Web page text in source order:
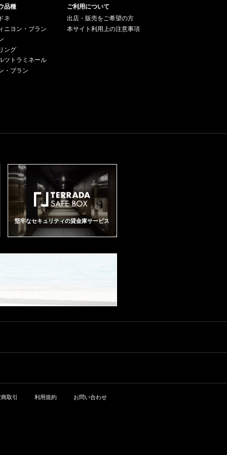
し、局地的な激しい雨に見舞わ
れています。 2014年の夏は変わ
りやすい天候が特徴的でした。7
月は平年に比べて若干暑く、好
味ではありましたが日照量は少
進み、果実味豊かで完璧といえ
るブドウ果実の成熟を得ること
ができました。収穫作業は、最
適レベルまでブドウの熟度が進
むのを待って、絶好のコンディ
ションのもとで行ないました。
CHATEAU MOUTON ROTHSCHI
LD シャトー・ムートン・ロスチ
ャイルド / シャトー・ムートン・
赤ワイン 辛口 フルボディ ジェー
ト CHATEAU MOUTON-ROTHS
d tannins and great depth and co
mplexity on the finish. I love the s
ス ボルドー ペサック・レオニャ
ン 原産地呼称：AOC. PESSAC L
EOGNAN 格付け：第1級 ぶどう
品種：メルロー 50%、カベル
数：14.5% 味わい：赤ワイン 辛
Super-ripe dark cherry, plum, tob
nsity and richness. Dried flowers,
tobacco, menthol, licorice and s
moke wrap around the huge, bar
itone-inflected finish. Readers sh
ould not be in any rush with the 2
014, as it is likely to require a nu
mber of years before it even start
Merlot, 39 % Cabernet Sauvigno
ance Region Bordeaux Vintage
2014 Beautifully perfumed with r
tes. Racy and refined. Persistent.
he 2014 Haut Brion is a blend of
力強いワインと比べると、私た
ちの味覚ではしばしば見過ごさ
れがちだ。だが最終的にものを
にする。 ■テクニカル情報■ ネゴ
防止剤の使用(瓶詰め前に少量)、
ノンフィルター、コラージュ無
しを徹底しています。ドミニ
ク・ローランの哲学は「ブドウ
からワインに生まれ変わる過程
に、人間は合理的に最小限に関
わるべき」というもの。 Domini
que Laurent Beaune 1er Cru Les
Greves Vieille Vignes ドミニ
クリュ グレーヴ ヴィエーユ・ヴ
00% アルコール度数：13.0% 味
チャーがあり、かつフレッシュ
ーやカラントにスパイシーな風
味があり、非常に長い熟成のポ
置する区画で約0.45haの広さを
所有、ブドウの樹齢は約40年で
新樽100%で熟成されます。がっ
ちりとしたタンニンが特徴です
な味わいのフォントニーの中間
ネ・ソーヴィニヨン2%を栽培し
ェリーの香りに、味わいは骨格
品種
ネ
ニヨン・ブラン
ング
ツトラミネール
・ブラン
ご利用について
出店・販売をご希望の方
本サイト利用上の注意事項
堅牢なセキュリティの貸金庫サービス
取引 利用規約 お問い合わせ